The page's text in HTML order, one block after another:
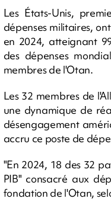
Les États-Unis,
dépenses militaires,
en 2024, atteignant
des dépenses
membres de l'Otan.
Les 32 membres de
une dynamique de
désengagement
accru ce poste de
"En 2024, 18 des 32
PIB" consacré aux
fondation de l'Otan,